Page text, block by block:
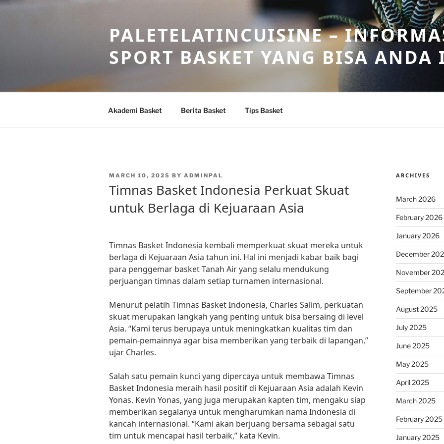
Skip
PALETELATINCUISINE –
SPORT BASKET YANG BISA
Akademi Basket Berita Basket Tips Basket
POSTED
MARCH 10, 2025 BY ADMINPAL
Timnas Basket Indonesia Perkuat Skuat
untuk Berlaga di Kejuaraan Asia
Timnas Basket Indonesia kembali memperkuat skuat mereka untuk
berlaga di Kejuaraan Asia tahun ini. Hal ini menjadi kabar baik bagi
para penggemar basket Tanah Air yang selalu mendukung
perjuangan timnas dalam setiap turnamen internasional.
Menurut pelatih Timnas Basket Indonesia, Charles Salim, perkuatan
skuat merupakan langkah yang penting untuk bisa bersaing di level
Asia. “Kami terus berupaya untuk meningkatkan kualitas tim dan
pemain-pemainnya agar bisa memberikan yang terbaik di lapangan,”
ujar Charles.
Salah satu pemain kunci yang dipercaya untuk membawa Timnas
Basket Indonesia meraih hasil positif di Kejuaraan Asia adalah Kevin
Yonas. Kevin Yonas, yang juga merupakan kapten tim, mengaku siap
memberikan segalanya untuk mengharumkan nama Indonesia di
kancah internasional. “Kami akan berjuang bersama sebagai satu
tim untuk mencapai hasil terbaik,” kata Kevin.
ARCHIVES
March 2026
February 2026
January 2026
December
November
September
August 2025
July 2025
June 2025
May 2025
April 2025
March 2025
February 2025
January 2025